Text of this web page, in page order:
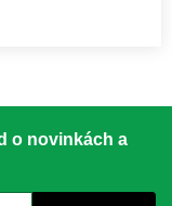
o novinkách a